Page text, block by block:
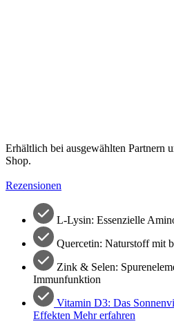
Erhältlich bei ausgewählten Partnern
Shop.
Rezensionen
L-Lysin: Essenzielle
Quercetin: Naturstoff mit
Zink & Selen:
Immunfunktion
Vitamin D3: Das
Effekten Mehr erfahren